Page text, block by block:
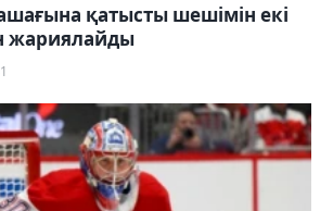
қатысты шешімін екі
жариялайды